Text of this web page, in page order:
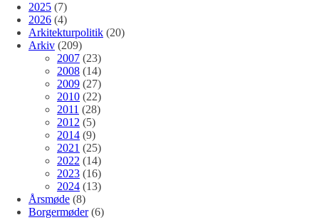
2025 (7)
2026 (4)
Arkitekturpolitik (20)
Arkiv (209)
2007 (23)
2008 (14)
2009 (27)
2010 (22)
2011 (28)
2012 (5)
2014 (9)
2021 (25)
2022 (14)
2023 (16)
2024 (13)
Årsmøde (8)
Borgermøder(6)